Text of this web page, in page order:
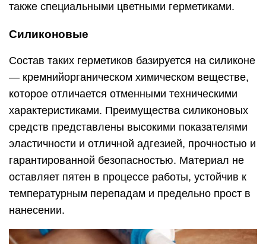
также специальными цветными герметиками.
Силиконовые
Состав таких герметиков базируется на силиконе
— кремнийорганическом химическом веществе,
которое отличается отменными техническими
характеристиками. Преимущества силиконовых
средств представлены высокими показателями
эластичности и отличной адгезией, прочностью и
гарантированной безопасностью. Материал не
оставляет пятен в процессе работы, устойчив к
температурным перепадам и предельно прост в
нанесении.